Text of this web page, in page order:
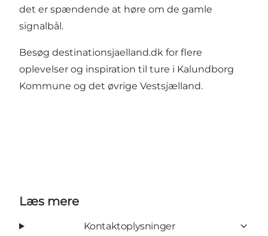
det er spændende at høre om de gamle
signalbål.
Besøg destinationsjaelland.dk for flere
oplevelser og inspiration til ture i Kalundborg
Kommune og det øvrige Vestsjælland.
Læs mere
Kontaktoplysninger